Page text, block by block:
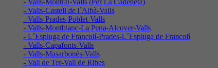
- Valls-Castell de l´Albà-Valls
- Valls-Prades-Poblet-Valls
- Valls-Montblanc-La Pena-Alcover-Valls
- L´Espluga de Francolí-Prades-L´Espluga de Francolí
- Valls-Capafonts-Valls
- Valls-Masarbonès-Valls
- Vall de Ter-Vall de Ribes